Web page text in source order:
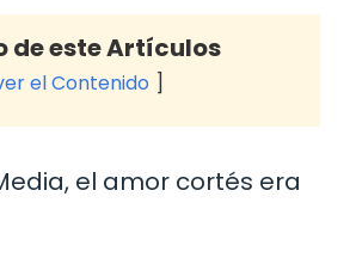
de este Artículos
el Contenido
el amor cortés era